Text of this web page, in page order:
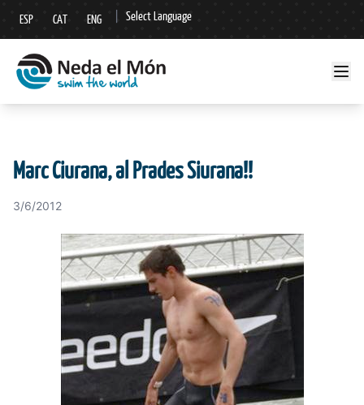
ESP CAT ENG Select Language
▼
Marc Ciurana, al Prades Siurana!!
3/6/2012